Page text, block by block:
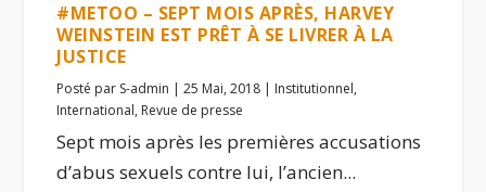
#METOO – SEPT MOIS APRÈS, HARVEY
WEINSTEIN EST PRÊT À SE LIVRER À LA
JUSTICE
Posté par S-admin |25 Mai, 2018 | Institutionnel,
International, Revue de presse
Sept mois après les premières accusations
d’abus sexuels contre lui, l’ancien...